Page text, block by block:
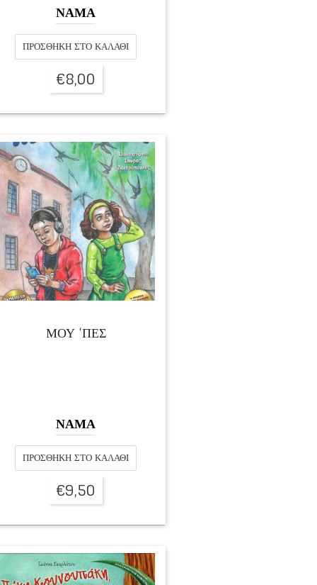
ΝΑΜΑ
ΠΡΟΣΘΉΚΗ ΣΤΟ ΚΑΛΆΘΙ
€8,00
ΜΟΥ ‘ΠΕΣ
ΝΑΜΑ
ΠΡΟΣΘΉΚΗ ΣΤΟ ΚΑΛΆΘΙ
€9,50